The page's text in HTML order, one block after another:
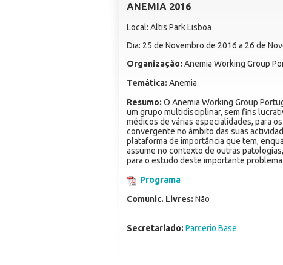
ANEMIA 2016
Local: Altis Park Lisboa
Dia: 25 de Novembro de 2016 a 26 de
Organização: Anemia Working Group
Temática: Anemia
Resumo: O Anemia Working Group
um grupo multidisciplinar, sem fins
médicos de várias especialidades, para
convergente no âmbito das suas
plataforma de importância que tem,
assume no contexto de outras
para o estudo deste importante
Programa
Comunic. Livres: Não
Secretariado: Parcerio Base